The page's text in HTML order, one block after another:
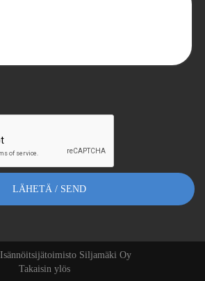
Isännöitsijätoimisto Siljamäki Oy
Takaisin ylös